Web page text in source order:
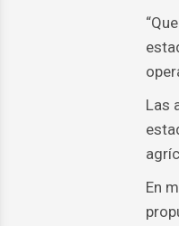
Las
En